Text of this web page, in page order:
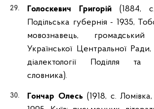
Голоскевич Григорій (1884, с.
Подільська губернія - 1935,
мовознавець,
Української Центральної
діалектології Поділля та
словника).
Гончар Олесь (1918, с.